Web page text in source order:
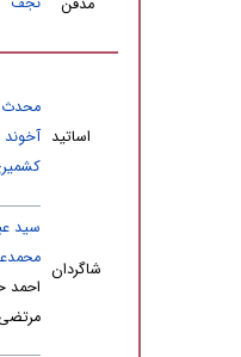
مدفن
اساتید
محدث
شاگردان
سید
احمد